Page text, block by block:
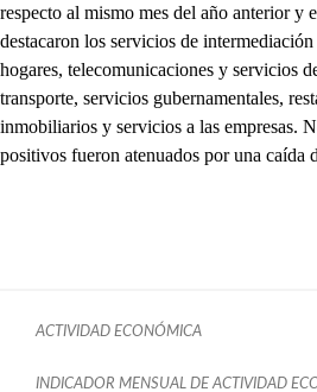
respecto al mismo mes del año anterior y
destacaron los servicios de
hogares, telecomunicaciones y servicios
transporte, servicios gubernamentales,
inmobiliarios y servicios a las empresas.
positivos fueron atenuados por una caída
ACTIVIDAD ECONÓMICA
INDICADOR MENSUAL DE ACTIVIDAD